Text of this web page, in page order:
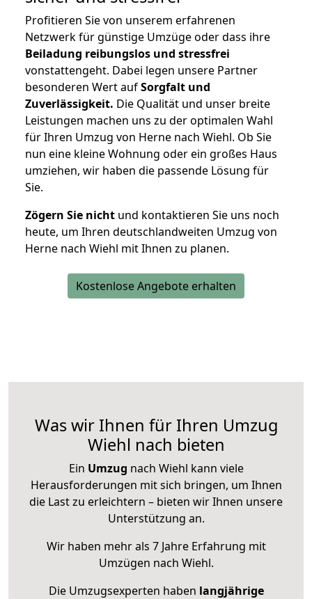
Profitieren Sie von unserem erfahrenen
Netzwerk für günstige Umzüge oder dass ihre
Beiladung reibungslos und stressfrei
vonstattengeht. Dabei legen unsere Partner
besonderen Wert aufSorgfalt und
Zuverlässigkeit. Die Qualität und unser breite
Leistungen machen uns zu der optimalen Wahl
für Ihren Umzug von Herne nach Wiehl. Ob Sie
nun eine kleine Wohnung oder ein großes Haus
umziehen, wir haben die passende Lösung für
Sie.
Zögern Sie nicht und kontaktieren Sie uns noch
heute, um Ihren deutschlandweiten Umzug von
Herne nach Wiehl mit Ihnen zu planen.
Kostenlose Angebote erhalten
Was wir Ihnen für Ihren Umzug
Wiehl nach bieten
Ein Umzug nach Wiehl kann viele
Herausforderungen mit sich bringen, um Ihnen
die Last zu erleichtern – bieten wir Ihnen unsere
Unterstützung an.
Wir haben mehr als 7 Jahre Erfahrung mit
Umzügen nach Wiehl.
Die Umzugsexperten haben langjährige